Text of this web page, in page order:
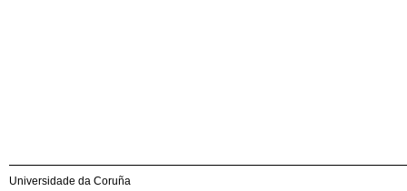
Universidade da Coruña